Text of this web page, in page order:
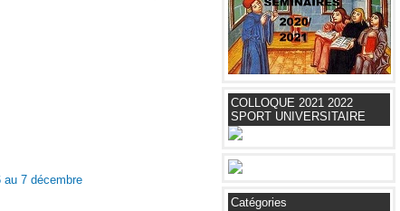
au 7 décembre
COLLOQUE 2021 2022
SPORT UNIVERSITAIRE
Catégories